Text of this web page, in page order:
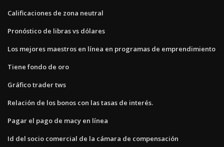
Calificaciones de zona neutral
Pronóstico de libras vs dólares
Los mejores maestros en línea en programas de emprendimiento
Tiene fondo de oro
Gráfico trader tws
Relación de los bonos con las tasas de interés.
Pagar el pago de macy en línea
Id del socio comercial de la cámara de compensación